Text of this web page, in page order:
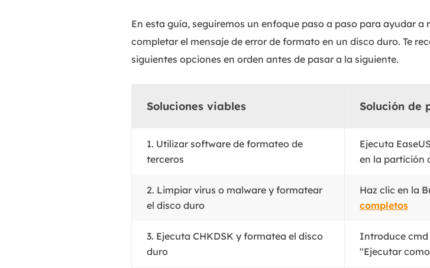
En esta guía, seguiremos un enfoque paso a paso para ayudar
completar el mensaje de error de formato en un disco duro. Te
siguientes opciones en orden antes de pasar a la siguiente.
Soluciones viables Solución de
1. Utilizar software de formateo de
terceros
Ejecuta
en la partición
2. Limpiar virus o malware y formatear
el disco duro
Haz clic en la
completos
3. Ejecuta CHKDSK y formatea el disco
duro
Introduce cmd
"Ejecutar